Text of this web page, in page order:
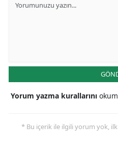
Yorum yazma kurallarını
* Bu içerik ile ilgili yorum yok,